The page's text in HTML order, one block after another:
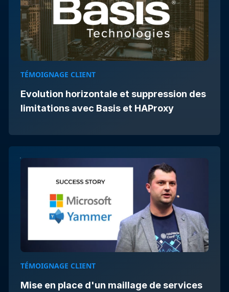
TÉMOIGNAGE CLIENT
Evolution horizontale et suppression des
limitations avec Basis et HAProxy
TÉMOIGNAGE CLIENT
Mise en place d'un maillage de services